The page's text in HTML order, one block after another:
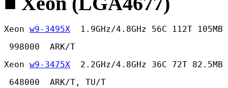
Xeon w9-3495X
1.9GHz/4.8GHz 56C 112T 105MB
998000  ARK/T
Xeon w9-3475X
2.2GHz/4.8GHz 36C 72T 82.5MB
648000  ARK/T, TU/T